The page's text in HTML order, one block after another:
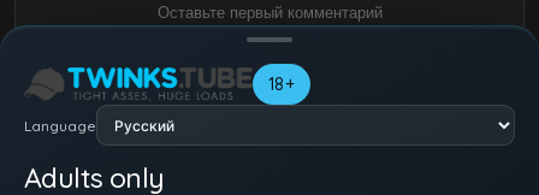
18+
Language
Adults only
Оставьте первый комментарий